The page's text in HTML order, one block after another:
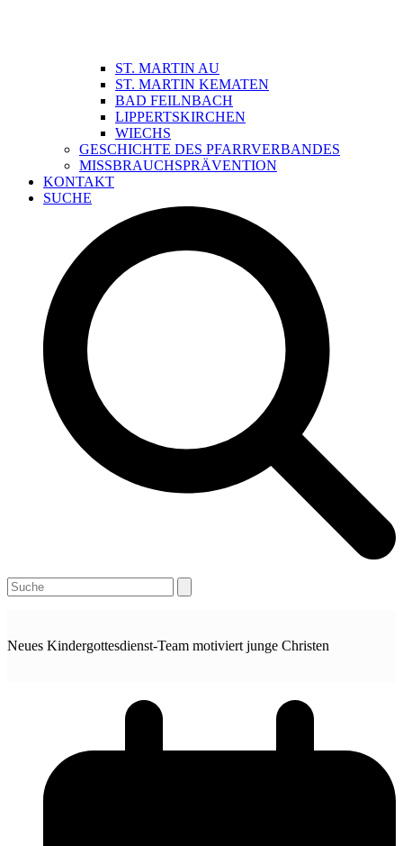
ST. MARTIN AU
ST. MARTIN KEMATEN
BAD FEILNBACH
LIPPERTSKIRCHEN
WIECHS
GESCHICHTE DES PFARRVERBANDES
MISSBRAUCHSPRÄVENTION
KONTAKT
SUCHE
Open
mobile
Close
mobile
Search
Neues Kindergottesdienst-Team motiviert junge Christen